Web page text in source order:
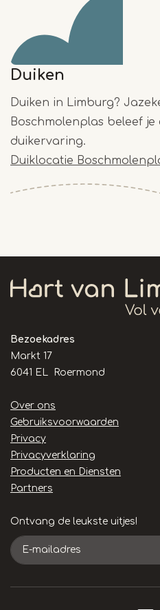
Duiken
Duiken in Limburg?
Boschmolenplas beleef je
duikervaring.
Duiklocatie
Bezoekadres
Markt 17
6041 EL Roermond
Handige
links
Over ons
Gebruiksvoorwaarden
Privacy
Privacyverklaring
Producten en Diensten
Partners
Ontvang de leukste uitjes!
E-
mailadres